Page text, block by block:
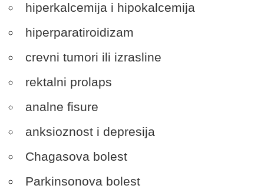
hiperkalcemija i hipokalcemija
hiperparatiroidizam
crevni tumori ili izrasline
rektalni prolaps
analne fisure
anksioznost i depresija
Chagasova bolest
Parkinsonova bolest